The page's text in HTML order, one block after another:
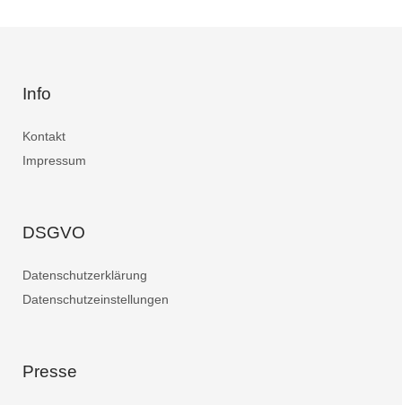
Info
Kontakt
Impressum
DSGVO
Datenschutzerklärung
Datenschutzeinstellungen
Presse